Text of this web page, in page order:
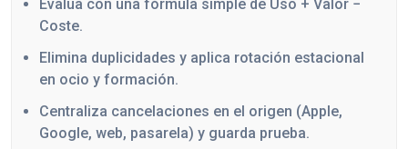
Evalúa con una fórmula simple de Uso + Valor −
Coste.
Elimina duplicidades y aplica rotación estacional
en ocio y formación.
Centraliza cancelaciones en el origen (Apple,
Google, web, pasarela) y guarda prueba.